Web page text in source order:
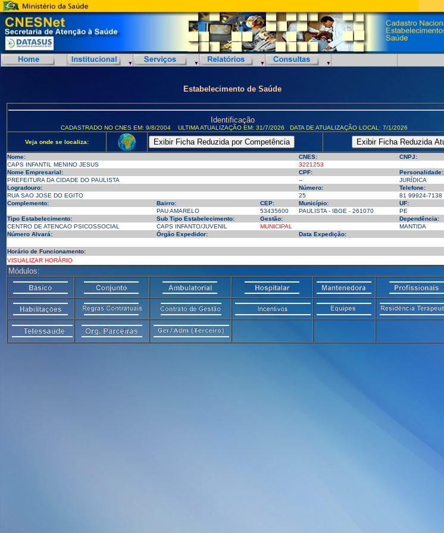
Estabelecimento de Saúde
Identificação
CADASTRADO NO CNES EM: 9/8/2004 ULTIMA ATUALIZAÇÃO EM: 31/7/2026 DATA DE ATUALIZAÇÃO LOCAL: 7/1/2026
Veja onde se localiza:
Nome: CNES:
CNPJ:
CAPS INFANTIL MENINO JESUS
3221253
Nome Empresarial:
CPF:
Personalidade:
PREFEITURA DA CIDADE DO PAULISTA
--
JURÍDICA
Logradouro:
Número:
Telefone:
RUA SAO JOSE DO EGITO
25
81 99924-7138
Complemento:
Bairro: CEP: Município:
UF:
PAU AMARELO
53435600 PAULISTA - IBGE - 261070
PE
Tipo Estabelecimento:
Sub Tipo Estabelecimento: Gestão:
Dependência:
CENTRO DE ATENCAO PSICOSSOCIAL
CAPS INFANTO/JUVENIL MUNICIPAL
MANTIDA
Número Alvará:
Órgão Expedidor: Data Expedição:
Horário de Funcionamento:
VISUALIZAR HORÁRIO
Módulos: